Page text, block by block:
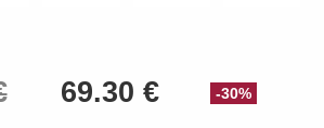
-30%